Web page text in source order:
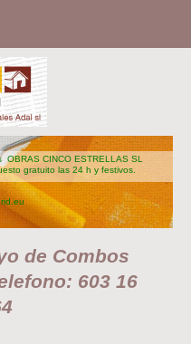
CINCO ESTRELLAS SL
gratuito las 24 h y festivos.
de Combos
603 16